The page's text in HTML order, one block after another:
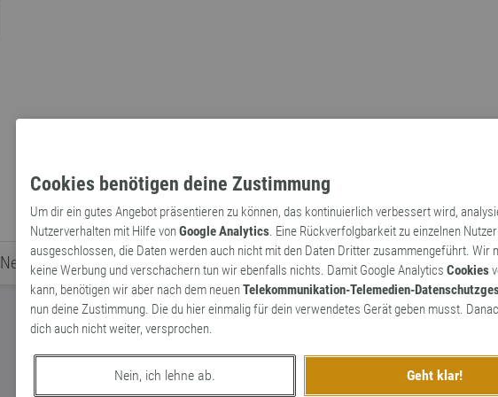
Cookies benötigen deine Zustimmung
Um dir ein gutes Angebot präsentieren zu können, das kontinuierlich verbessert wird,
Nutzerverhalten mit Hilfe vonGoogle Analytics. Eine Rückverfolgbarkeit zu einzelnen
ausgeschlossen, die Daten werden auch nicht mit den Daten Dritter zusammengeführt. Wir
keine Werbung und verschachern tun wir ebenfalls nichts. Damit Google Analytics Cookies
kann, benötigen wir aber nach dem neuenTelekommunikation-Telemedien-
nun deine Zustimmung. Die du hier einmalig für dein verwendetes Gerät geben musst.
dich auch nicht weiter, versprochen.
Nein, ich lehne ab. Geht klar!
Neologismen Archaismen Markennamen